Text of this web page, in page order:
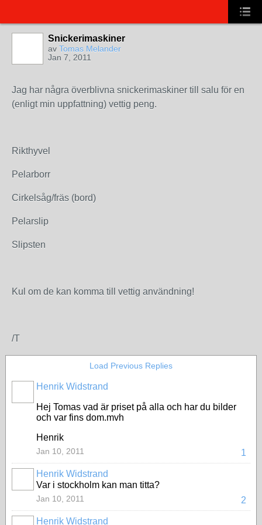
Snickerimaskiner
av Tomas Melander
Jan 7, 2011
Jag har några överblivna snickerimaskiner till salu för en
(enligt min uppfattning) vettig peng.
Rikthyvel
Pelarborr
Cirkelsåg/fräs (bord)
Pelarslip
Slipsten
Kul om de kan komma till vettig användning!
/T
Load Previous Replies
Henrik Widstrand
Hej Tomas vad är priset på alla och har du bilder
och var fins dom.mvh
Henrik
1
Jan 10, 2011
Henrik Widstrand
Var i stockholm kan man titta?
2
Jan 10, 2011
Henrik Widstrand